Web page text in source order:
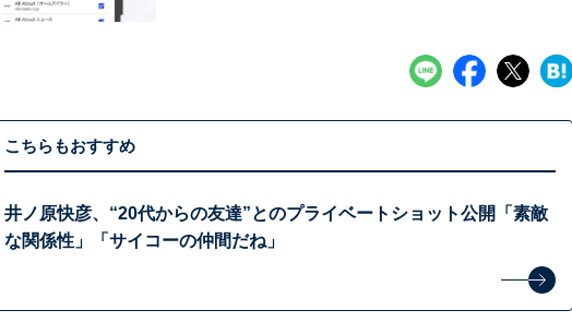
こちらもおすすめ
井ノ原快彦、“20代からの友達”とのプライベートショット公開「素敵
な関係性」「サイコーの仲間だね」